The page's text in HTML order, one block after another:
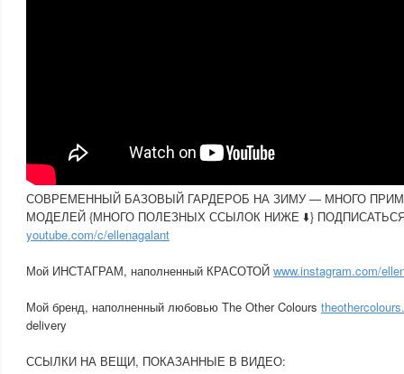
СОВРЕМЕННЫЙ БАЗОВЫЙ ГАРДЕРОБ НА ЗИМУ — МНОГО
МОДЕЛЕЙ {МНОГО ПОЛЕЗНЫХ ССЫЛОК НИЖЕ ⬇️}
youtube.com/c/ellenagalant
Мой ИНСТАГРАМ, наполненный КРАСОТОЙ www.instagram.com/
Мой бренд, наполненный любовью The Other Colours
delivery
ССЫЛКИ НА ВЕЩИ, ПОКАЗАННЫЕ В ВИДЕО: